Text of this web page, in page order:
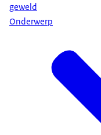
geweld
Onderwerp